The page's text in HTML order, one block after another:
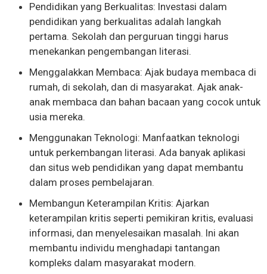
Pendidikan yang Berkualitas: Investasi dalam
pendidikan yang berkualitas adalah langkah
pertama. Sekolah dan perguruan tinggi harus
menekankan pengembangan literasi.
Menggalakkan Membaca: Ajak budaya membaca di
rumah, di sekolah, dan di masyarakat. Ajak anak-
anak membaca dan bahan bacaan yang cocok untuk
usia mereka.
Menggunakan Teknologi: Manfaatkan teknologi
untuk perkembangan literasi. Ada banyak aplikasi
dan situs web pendidikan yang dapat membantu
dalam proses pembelajaran.
Membangun Keterampilan Kritis: Ajarkan
keterampilan kritis seperti pemikiran kritis, evaluasi
informasi, dan menyelesaikan masalah. Ini akan
membantu individu menghadapi tantangan
kompleks dalam masyarakat modern.